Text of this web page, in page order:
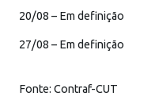
20/08 – Em definição
27/08 – Em definição
Fonte: Contraf-CUT